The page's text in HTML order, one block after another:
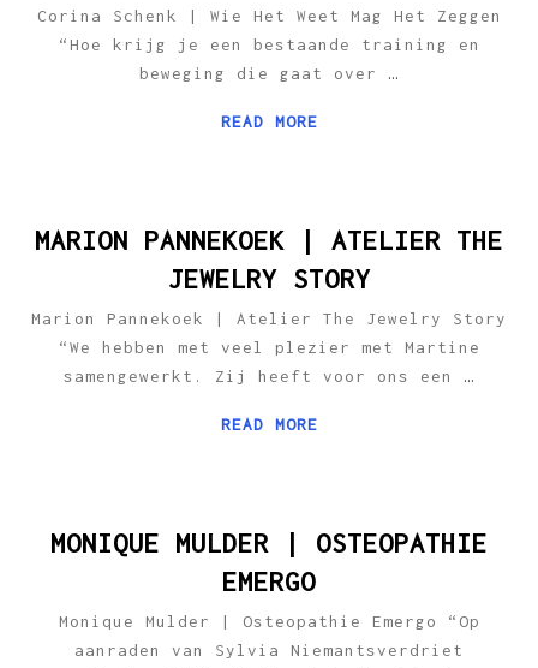
Corina Schenk | Wie Het Weet Mag Het Zeggen
“Hoe krijg je een bestaande training en
beweging die gaat over …
READ MORE
MARION PANNEKOEK | ATELIER THE
JEWELRY STORY
Marion Pannekoek | Atelier The Jewelry Story
“We hebben met veel plezier met Martine
samengewerkt. Zij heeft voor ons een …
READ MORE
MONIQUE MULDER | OSTEOPATHIE
EMERGO
Monique Mulder | Osteopathie Emergo “Op
aanraden van Sylvia Niemantsverdriet